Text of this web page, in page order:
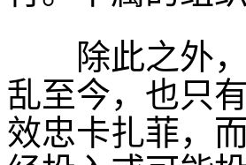
除此之外，
乱至今，也只
效忠卡扎菲，